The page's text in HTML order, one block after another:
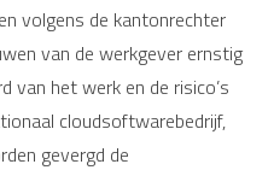
volgens de kantonrechter
van de werkgever ernstig
van het werk en de risico’s
cloudsoftwarebedrijf,
gevergd de